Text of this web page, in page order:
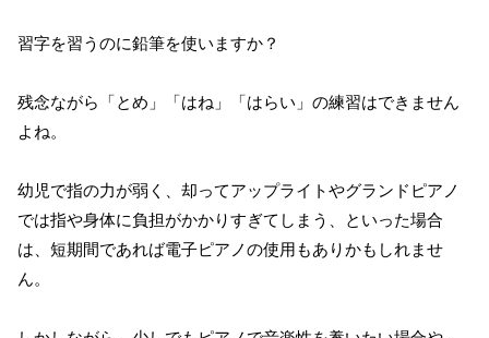
習字を習うのに鉛筆を使いますか？
残念ながら「とめ」「はね」「はらい」の練習はできません
よね。
幼児で指の力が弱く、却ってアップライトやグランドピアノ
では指や身体に負担がかかりすぎてしまう、といった場合
は、短期間であれば電子ピアノの使用もありかもしれませ
ん。